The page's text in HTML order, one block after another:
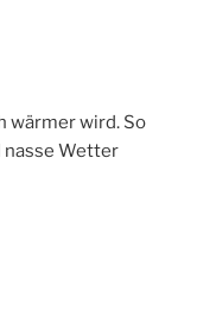
wärmer wird. So
nasse Wetter